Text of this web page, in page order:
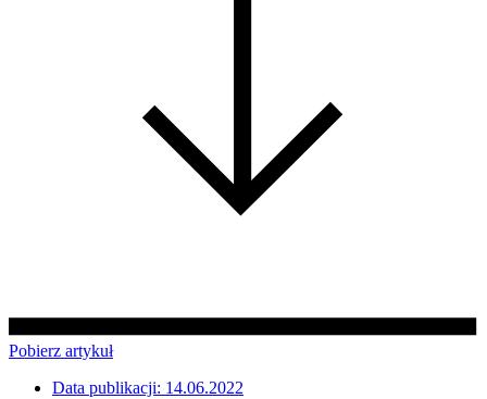
Pobierz artykuł
Data publikacji: 14.06.2022